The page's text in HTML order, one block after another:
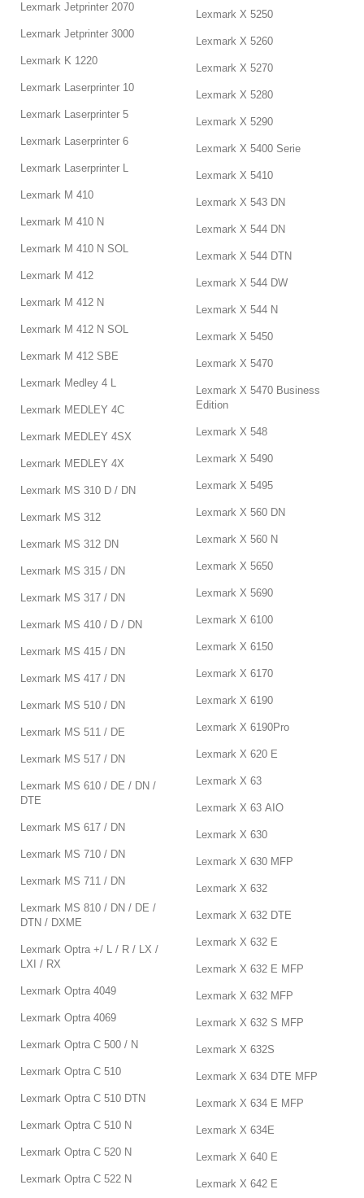
Lexmark Jetprinter 2070
Lexmark Jetprinter 3000
Lexmark K 1220
Lexmark Laserprinter 10
Lexmark Laserprinter 5
Lexmark Laserprinter 6
Lexmark Laserprinter L
Lexmark M 410
Lexmark M 410 N
Lexmark M 410 N SOL
Lexmark M 412
Lexmark M 412 N
Lexmark M 412 N SOL
Lexmark M 412 SBE
Lexmark Medley 4 L
Lexmark MEDLEY 4C
Lexmark MEDLEY 4SX
Lexmark MEDLEY 4X
Lexmark MS 310 D / DN
Lexmark MS 312
Lexmark MS 312 DN
Lexmark MS 315 / DN
Lexmark MS 317 / DN
Lexmark MS 410 / D / DN
Lexmark MS 415 / DN
Lexmark MS 417 / DN
Lexmark MS 510 / DN
Lexmark MS 511 / DE
Lexmark MS 517 / DN
Lexmark MS 610 / DE / DN /
DTE
Lexmark MS 617 / DN
Lexmark MS 710 / DN
Lexmark MS 711 / DN
Lexmark MS 810 / DN / DE /
DTN / DXME
Lexmark Optra +/ L / R / LX /
LXI / RX
Lexmark Optra 4049
Lexmark Optra 4069
Lexmark Optra C 500 / N
Lexmark Optra C 510
Lexmark Optra C 510 DTN
Lexmark Optra C 510 N
Lexmark Optra C 520 N
Lexmark Optra C 522 N
Lexmark X 5250
Lexmark X 5260
Lexmark X 5270
Lexmark X 5280
Lexmark X 5290
Lexmark X 5400 Serie
Lexmark X 5410
Lexmark X 543 DN
Lexmark X 544 DN
Lexmark X 544 DTN
Lexmark X 544 DW
Lexmark X 544 N
Lexmark X 5450
Lexmark X 5470
Lexmark X 5470 Business
Edition
Lexmark X 548
Lexmark X 5490
Lexmark X 5495
Lexmark X 560 DN
Lexmark X 560 N
Lexmark X 5650
Lexmark X 5690
Lexmark X 6100
Lexmark X 6150
Lexmark X 6170
Lexmark X 6190
Lexmark X 6190Pro
Lexmark X 620 E
Lexmark X 63
Lexmark X 63 AIO
Lexmark X 630
Lexmark X 630 MFP
Lexmark X 632
Lexmark X 632 DTE
Lexmark X 632 E
Lexmark X 632 E MFP
Lexmark X 632 MFP
Lexmark X 632 S MFP
Lexmark X 632S
Lexmark X 634 DTE MFP
Lexmark X 634 E MFP
Lexmark X 634E
Lexmark X 640 E
Lexmark X 642 E